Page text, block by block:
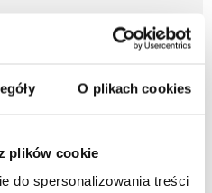
O plikach cookies
plików cookie
do spersonalizowania treści
zajęć)